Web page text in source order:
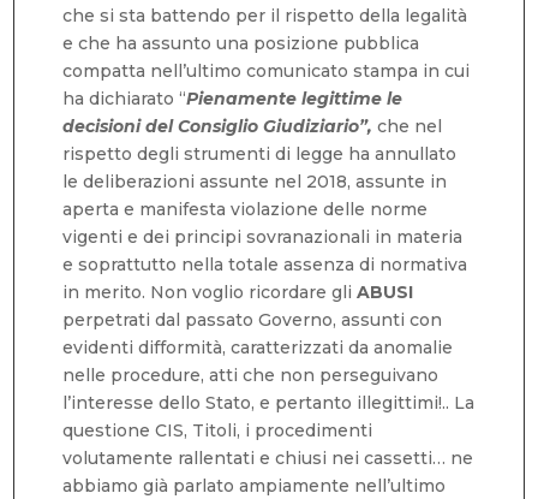
che si sta battendo per il rispetto della legalità
e che ha assunto una posizione pubblica
compatta nell’ultimo comunicato stampa in cui
ha dichiarato “Pienamente legittime le
decisioni del Consiglio Giudiziario”,che nel
rispetto degli strumenti di legge ha annullato
le deliberazioni assunte nel 2018, assunte in
aperta e manifesta violazione delle norme
vigenti e dei principi sovranazionali in materia
e soprattutto nella totale assenza di normativa
in merito. Non voglio ricordare gliABUSI
perpetrati dal passato Governo, assunti con
evidenti difformità, caratterizzati da anomalie
nelle procedure, atti che non perseguivano
l’interesse dello Stato, e pertanto illegittimi!.. La
questione CIS, Titoli, i procedimenti
volutamente rallentati e chiusi nei cassetti… ne
abbiamo già parlato ampiamente nell’ultimo